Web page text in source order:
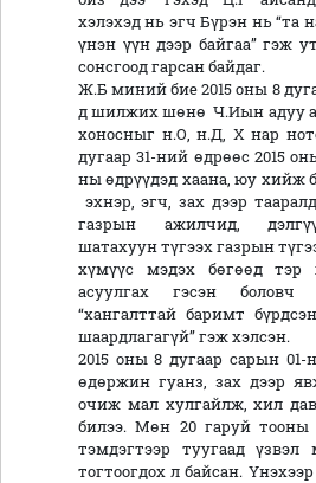
хэлэхэд нь эгч Бүрэн нь “та
үнэн үүн дээр байгаа” гэж
сонсгоод гарсан байдаг.
Ж.Б миний бие 2015 оны 8
д шилжих шөнө Ч.Иын адуу
хоносныг н.О, н.Д, Х нар
дугаар 31-ний өдрөөс 2015
ны өдрүүдэд хаана, юу хийж
эхнэр, эгч, зах дээр
газрын ажилчид,
шатахуун түгээх газрын
хүмүүс мэдэх бөгөөд тэр
асуулгах гэсэн боловч
“хангалттай баримт
шаардлагагүй” гэж хэлсэн.
2015 оны 8 дугаар сарын
өдөржин гуанз, зах дээр
очиж мал хулгайлж, хил
билээ. Мөн 20 гаруй
тэмдэгтээр туугаад
тогтоогдох л байсан.